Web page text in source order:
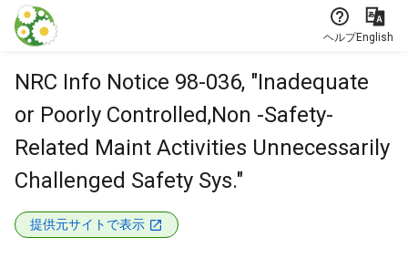
本文に飛ぶ
ヘルプEnglish
NRC Info Notice 98-036, "Inadequate
or Poorly Controlled,Non -Safety-
Related Maint Activities Unnecessarily
Challenged Safety Sys."
提供元サイトで表示